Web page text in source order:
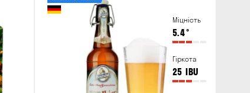
Міцність
5.4°
Гіркота
25 IBU